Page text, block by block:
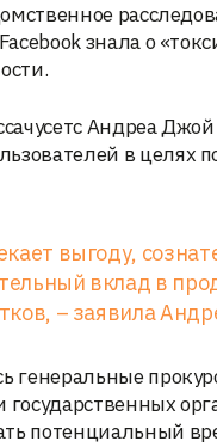
знала о
Андреа
в целях
выгоду,
вклад в
– заявила
генеральные
потенциальный